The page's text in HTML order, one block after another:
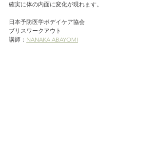
確実に体の内面に変化が現れます。
日本予防医学ボデイケア協会
ブリスワークアウト
講師： NANAKA ABAYOMI